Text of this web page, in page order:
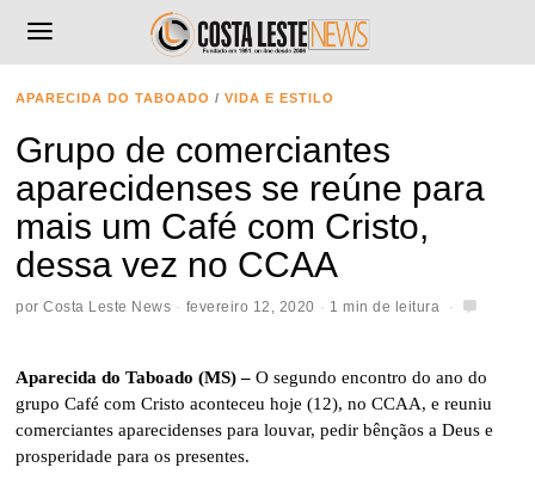
APARECIDA DO TABOADO / VIDA E ESTILO
Grupo de comerciantes
aparecidenses se reúne para
mais um Café com Cristo,
dessa vez no CCAA
porCosta Leste News fevereiro 12, 2020 1 min de leitura
Aparecida do Taboado (MS) – O segundo encontro do ano do
grupo Café com Cristo aconteceu hoje (12), no CCAA, e reuniu
comerciantes aparecidenses para louvar, pedir bênçãos a Deus e
prosperidade para os presentes.